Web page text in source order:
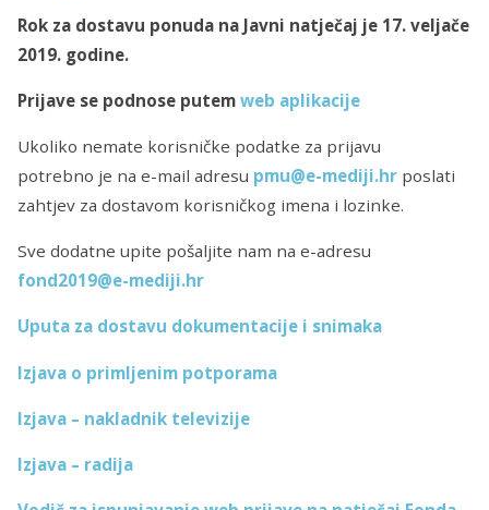
Rok za dostavu ponuda na Javni natječaj je 17. veljače
2019. godine.
Prijave se podnose putem web aplikacije
Ukoliko nemate korisničke podatke za prijavu
potrebno je na e-mail adresu pmu@e-mediji.hr poslati
zahtjev za dostavom korisničkog imena i lozinke.
Sve dodatne upite pošaljite nam na e-adresu
fond2019@e-mediji.hr
Uputa za dostavu dokumentacije i snimaka
Izjava o primljenim potporama
Izjava – nakladnik televizije
Izjava – radija